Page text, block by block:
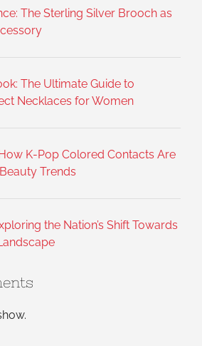
The Sterling Silver Brooch as
The Ultimate Guide to
Necklaces for Women
K-Pop Colored Contacts Are
Trends
the Nation’s Shift Towards